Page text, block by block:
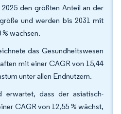
den größten Anteil an der
und werden bis 2031 mit
wachsen.
das Gesundheitswesen
mit einer CAGR von 15,44
unter allen Endnutzern.
erwartet, dass der asiatisch-
CAGR von 12,55 % wächst,